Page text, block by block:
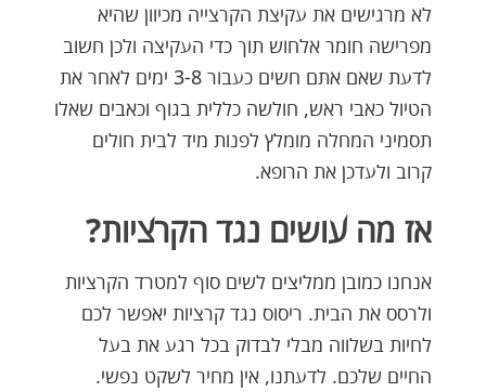
לא מרגישים את עקיצת הקרצייה מכיוון שהיא
מפרישה חומר אלחוש תוך כדי העקיצה ולכן חשוב
לדעת שאם אתם חשים כעבור 3-8 ימים לאחר את
הטיול כאבי ראש, חולשה כללית בגוף וכאבים שאלו
תסמיני המחלה מומלץ לפנות מיד לבית חולים
קרוב ולעדכן את הרופא.
אז מה עושים נגד הקרציות?
אנחנו כמובן ממליצים לשים סוף למטרד הקרציות
ולרסס את הבית. ריסוס נגד קרציות יאפשר לכם
לחיות בשלווה מבלי לבדוק בכל רגע את בעל
החיים שלכם. לדעתנו, אין מחיר לשקט נפשי.